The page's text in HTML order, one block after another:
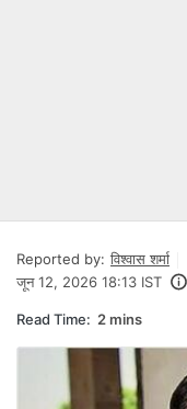
Reported by: विश्वास शर्मा
जून 12, 2026 18:13 IST
Read Time: 2 mins